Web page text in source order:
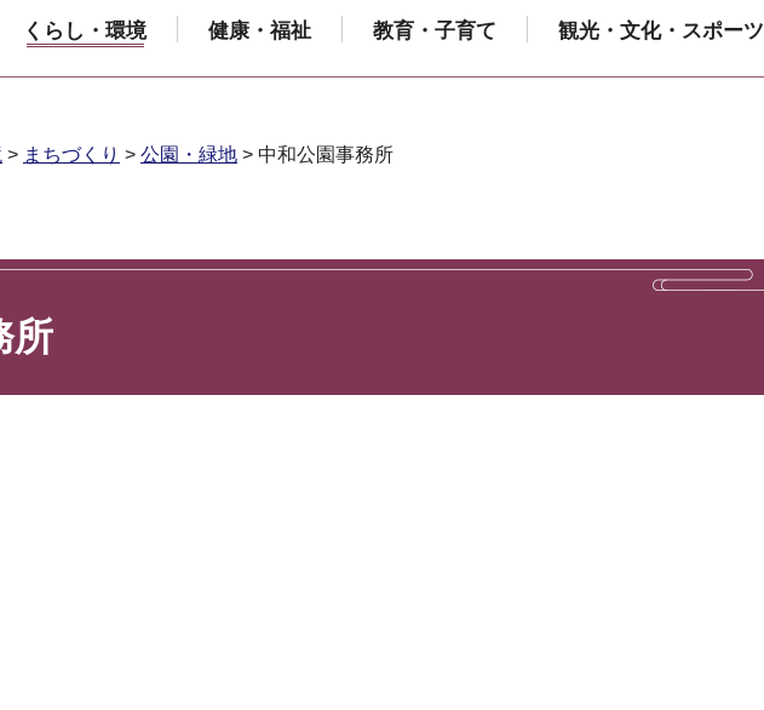
くらし・環境 健康・福祉 教育・子育て 観光・文化・スポーツ
> まちづくり > 公園・緑地 > 中和公園事務所
所